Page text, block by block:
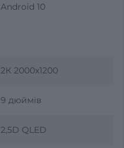
Android 10
2К 2000х1200
9 дюймів
2,5D QLED